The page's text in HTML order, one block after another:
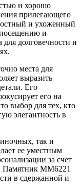
и хорошо
прилегающего
и ухоженный
и
долговечности и
места для
выразить
Его
его на
выбор для тех, кто
элегантность в
так и
ее уместным
за счет
Памятник ММ6221
в сдержанной и